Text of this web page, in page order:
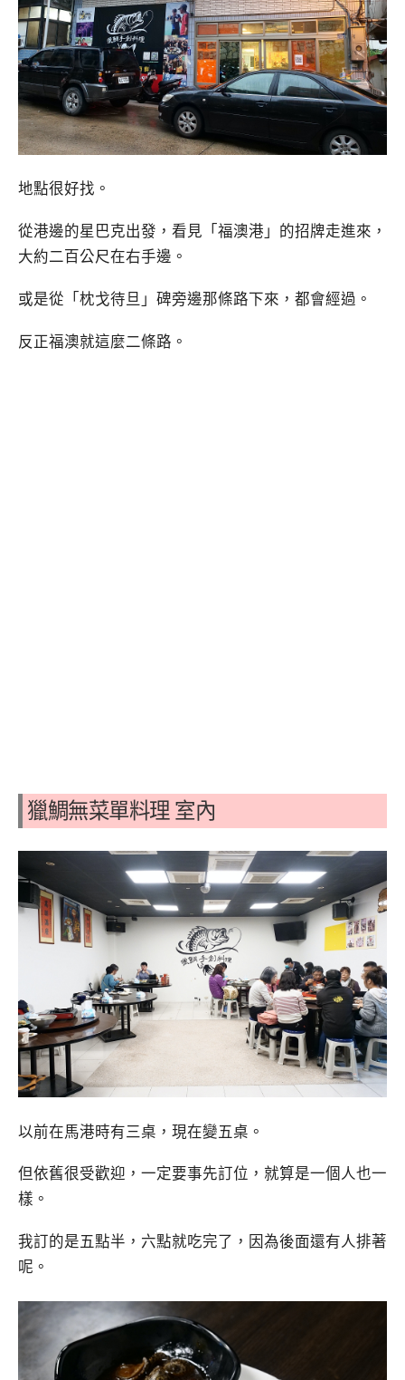
地點很好找。
從港邊的星巴克出發，看見「福澳港」的招牌走進來，
大約二百公尺在右手邊。
或是從「枕戈待旦」碑旁邊那條路下來，都會經過。
反正福澳就這麼二條路。
獵鯛無菜單料理 室內
以前在馬港時有三桌，現在變五桌。
但依舊很受歡迎，一定要事先訂位，就算是一個人也一
樣。
我訂的是五點半，六點就吃完了，因為後面還有人排著
呢。